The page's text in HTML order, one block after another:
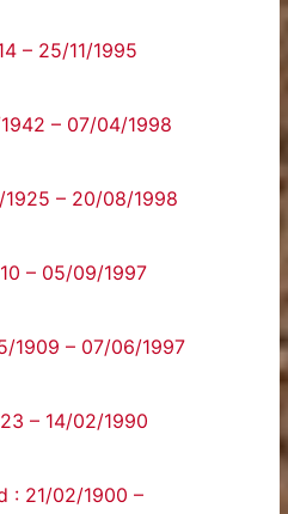
– 25/11/1995
– 07/04/1998
– 20/08/1998
– 05/09/1997
1909 – 07/06/1997
– 14/02/1990
: 21/02/1900 –